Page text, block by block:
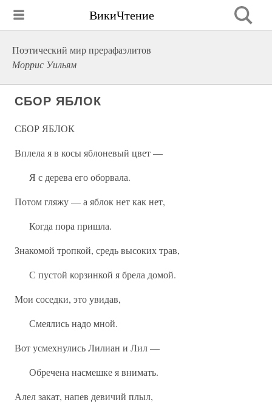
ВикиЧтение
Поэтический мир прерафаэлитов
Моррис Уильям
СБОР ЯБЛОК
СБОР ЯБЛОК
Вплела я в косы яблоневый цвет —
Я с дерева его оборвала.
Потом гляжу — а яблок нет как нет,
Когда пора пришла.
Знакомой тропкой, средь высоких трав,
С пустой корзинкой я брела домой.
Мои соседки, это увидав,
Смеялись надо мной.
Вот усмехнулись Лилиан и Лил —
Обречена насмешке я внимать.
Алел закат, напев девичий плыл,